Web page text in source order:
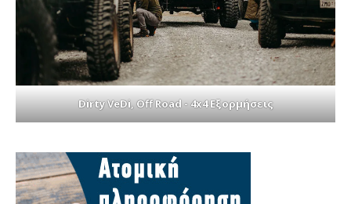
Dirty VeDi, Off Road - 4x4 Εξορμήσεις